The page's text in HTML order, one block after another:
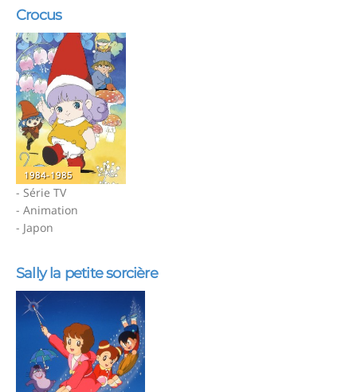
Crocus
1984-1985
- Série TV
- Animation
- Japon
Sally la petite sorcière